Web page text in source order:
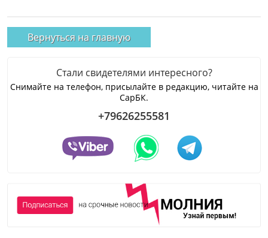
Вернуться на главную
Стали свидетелями интересного?
Снимайте на телефон, присылайте в редакцию, читайте на
СарБК.
+79626255581